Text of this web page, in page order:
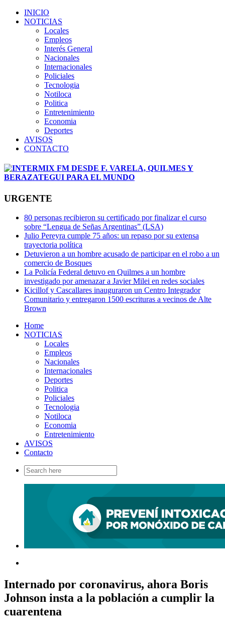
INICIO
NOTICIAS
Locales
Empleos
Interés General
Nacionales
Internacionales
Policiales
Tecnologia
Notiloca
Politica
Entretenimiento
Economia
Deportes
AVISOS
CONTACTO
URGENTE
80 personas recibieron su certificado por finalizar el curso
sobre “Lengua de Señas Argentinas” (LSA)
Julio Pereyra cumple 75 años: un repaso por su extensa
trayectoria política
Detuvieron a un hombre acusado de participar en el robo a un
comercio de Bosques
La Policía Federal detuvo en Quilmes a un hombre
investigado por amenazar a Javier Milei en redes sociales
Kicillof y Cascallares inauguraron un Centro Integrador
Comunitario y entregaron 1500 escrituras a vecinos de Alte
Brown
Home
NOTICIAS
Locales
Empleos
Nacionales
Internacionales
Deportes
Politica
Policiales
Tecnologia
Notiloca
Economia
Entretenimiento
AVISOS
Contacto
Search
for:
Internado por coronavirus, ahora Boris
Johnson insta a la población a cumplir la
cuarentena